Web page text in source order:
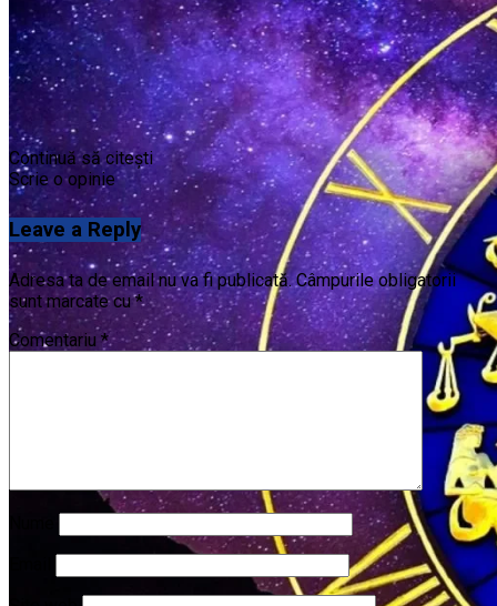
Continuă să citești
Scrie o opinie
Leave a Reply
Adresa ta de email nu va fi publicată. Câmpurile obligatorii
sunt marcate cu*
Comentariu *